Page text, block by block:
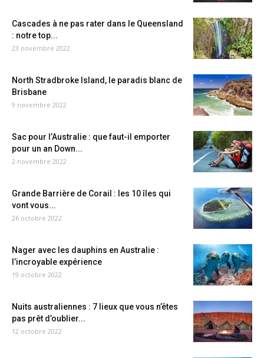
Cascades à ne pas rater dans le Queensland
: notre top...
23 novembre 2022
North Stradbroke Island, le paradis blanc de
Brisbane
9 novembre 2022
Sac pour l’Australie : que faut-il emporter
pour un an Down...
2 novembre 2022
Grande Barrière de Corail : les 10 îles qui
vont vous...
26 octobre 2022
Nager avec les dauphins en Australie :
l’incroyable expérience
19 octobre 2022
Nuits australiennes : 7 lieux que vous n’êtes
pas prêt d’oublier...
12 octobre 2022